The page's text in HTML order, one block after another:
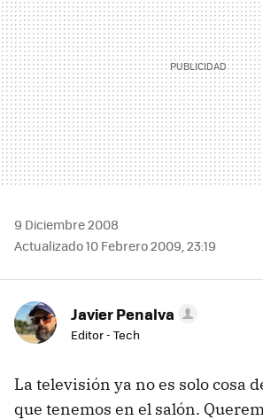
9 Diciembre 2008
Actualizado 10 Febrero 2009, 23:19
Javier Penalva
Editor - Tech
La televisión ya no es solo cosa
que tenemos en el salón.